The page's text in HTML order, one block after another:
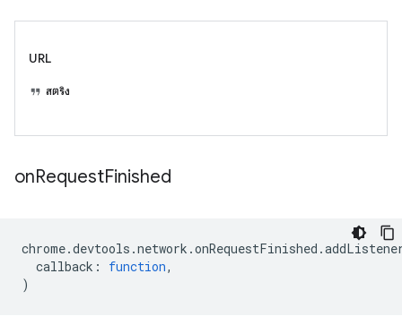
URL
สตริง
onRequestFinished
chrome.devtools .network .onRequestFinished .
callback : function,
)